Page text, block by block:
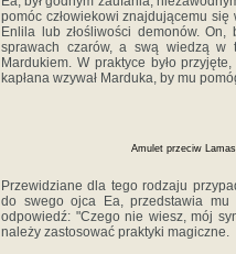
pomóc człowiekowi znajdującemu
Enlila lub złośliwości demonów.
sprawach czarów, a swą wiedzą w
Mardukiem. W praktyce było
kapłana wzywał Marduka, by mu
Amulet przeciw
Przewidziane dla tego rodzaju
do swego ojca Ea, przedstawia
odpowiedź: "Czego nie wiesz, mój
należy zastosować praktyki magiczne.